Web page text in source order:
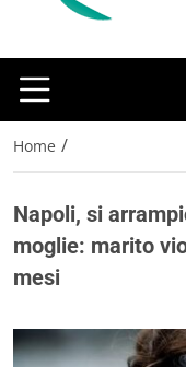
Home /
Napoli, si
moglie: marito
mesi